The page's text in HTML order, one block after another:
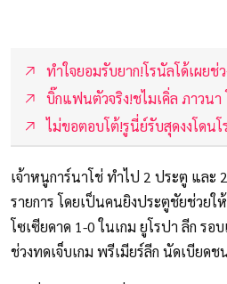
ทำใจยอมรับยาก!โรนัลโด้เผยช่
บิ๊กแฟนตัวจริง!ชไมเคิ่ล ภาวน
ไม่ขอตอบโต้!รูนี่ย์รับสุดงงโดน
เจ้าหนูการ์นาโช่ ทำไป 2 ประตู และ
รายการ โดยเป็นคนยิงประตูชัยช่วยใ
โซเซียดาด 1-0 ในเกม ยูโรปา ลีก ร
ช่วงทดเจ็บเกม พรีเมียร์ลีก นัดเบียด